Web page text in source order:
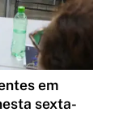
em
sexta-